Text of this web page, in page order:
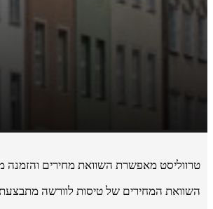
טרווליסט מאפשרת השוואת מחירים והזמנה
השוואת המחירים של טיסות לוורשה